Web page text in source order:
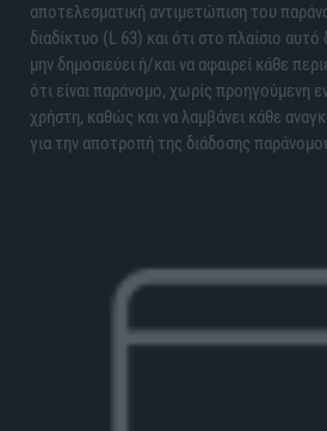
αποτελεσματική αντιμετώπιση του
διαδίκτυο (L 63) και ότι στο πλαίσιο αυτό
μην δημοσιεύει ή/και να αφαιρεί κάθε
ότι είναι παράνομο, χωρίς προηγούμενη
χρήστη, καθώς και να λαμβάνει κάθε
για την αποτροπή της διάδοσης